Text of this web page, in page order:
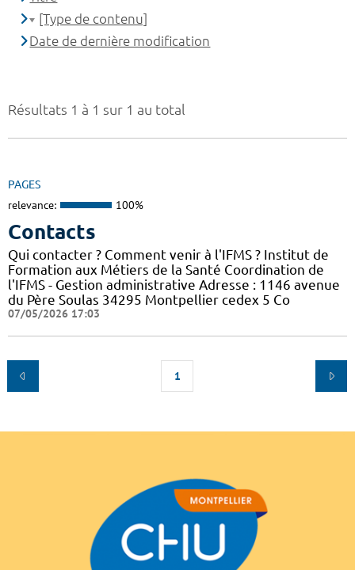
Résultats 1 à 1 sur 1 au total
PAGES
relevance: 100%
Contacts
Qui contacter ? Comment venir à l'IFMS ? Institut de
Formation aux Métiers de la Santé Coordination de
l'IFMS - Gestion administrative Adresse : 1146 avenue
du Père Soulas 34295 Montpellier cedex 5 Co
07/05/2026 17:03
1
[Type de contenu]
Date de dernière modification